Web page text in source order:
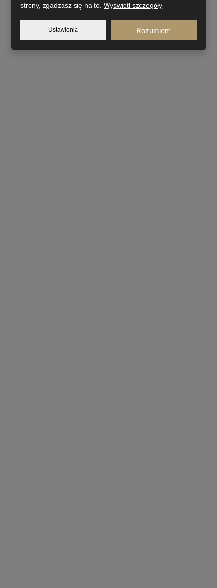
strony, zgadzasz się na to.Wyświetl szczegóły
Ustawienia Rozumiem